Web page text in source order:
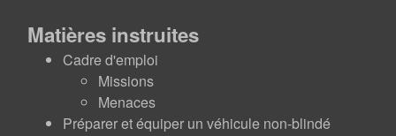
Matières instruites
Cadre d'emploi
Missions
Menaces
Préparer et équiper un véhicule non-blindé